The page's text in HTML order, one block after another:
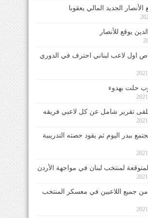
الجديد المالي يعقوبا
يوقع للأنصار
اول لاعب لبناني احترف في الدوري
حلت بهدوء
تقرير شامل عن كل لاعبي فريقه
ببدر اليوم ثم يقود حصته التدريبية
لمنتخب لبنان في مواجهة الأردن
من جميع اللاعبين في معسكر المنتخب